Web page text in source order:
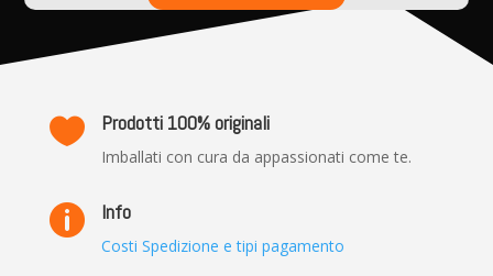
 Prodotti 100% originali
Imballati con cura da appassionati come te.
 Info
Costi Spedizione e tipi pagamento